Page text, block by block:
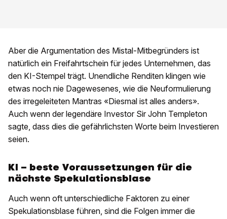
Aber die Argumentation des Mistal-Mitbegründers ist
natürlich ein Freifahrtschein für jedes Unternehmen, das
den KI-Stempel trägt. Unendliche Renditen klingen wie
etwas noch nie Dagewesenes, wie die Neuformulierung
des irregeleiteten Mantras «Diesmal ist alles anders».
Auch wenn der legendäre Investor Sir John Templeton
sagte, dass dies die gefährlichsten Worte beim Investieren
seien.
KI – beste Voraussetzungen für die
nächste Spekulationsblase
Auch wenn oft unterschiedliche Faktoren zu einer
Spekulationsblase führen, sind die Folgen immer die